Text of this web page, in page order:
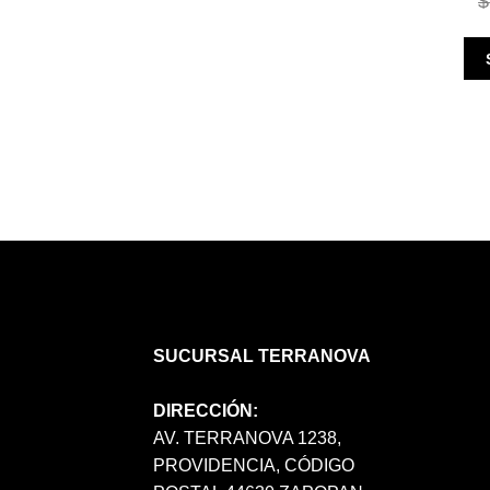
SUCURSAL TERRANOVA
DIRECCIÓN:
AV. TERRANOVA 1238,
PROVIDENCIA, CÓDIGO